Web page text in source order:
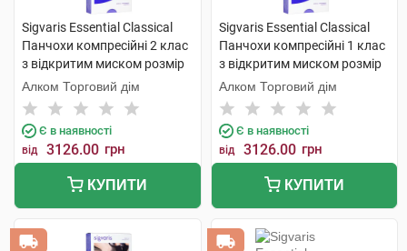
Sigvaris Essential Classical
Панчохи компресійні 2 клас
з відкритим миском розмір
М long 1 пара
Алком Торговий дім
Є в наявності
від 3126.00 грн
КУПИТИ
Sigvaris Essential Classical
Панчохи компресійні 1 клас
з відкритим миском розмір
М long 1 пара
Алком Торговий дім
Є в наявності
від 3126.00 грн
КУПИТИ